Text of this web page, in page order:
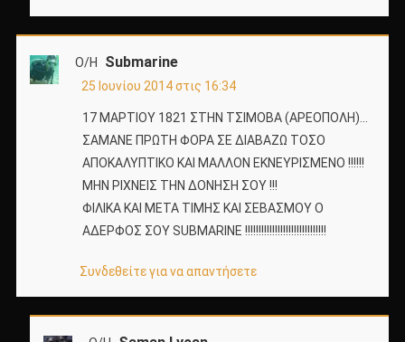
Ο/Η Submarine
25 Ιουνίου 2014 στις 16:34
17 ΜΑΡΤΙΟΥ 1821 ΣΤΗΝ ΤΣΙΜΟΒΑ (ΑΡΕΟΠΟΛΗ)…
ΣΑΜΑΝΕ ΠΡΩΤΗ ΦΟΡΑ ΣΕ ΔΙΑΒΑΖΩ ΤΟΣΟ
ΑΠΟΚΑΛΥΠΤΙΚΟ ΚΑΙ ΜΑΛΛΟΝ ΕΚΝΕΥΡΙΣΜΕΝΟ !!!!!!
ΜΗΝ ΡΙΧΝΕΙΣ ΤΗΝ ΔΟΝΗΣΗ ΣΟΥ !!!
ΦΙΛΙΚΑ ΚΑΙ ΜΕΤΑ ΤΙΜΗΣ ΚΑΙ ΣΕΒΑΣΜΟΥ Ο
ΑΔΕΡΦΟΣ ΣΟΥ SUBMARINE !!!!!!!!!!!!!!!!!!!!!!!!!!!!!!
Συνδεθείτε για να απαντήσετε